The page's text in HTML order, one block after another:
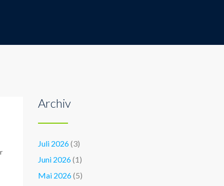
Archiv
Juli 2026(3)
Juni 2026(1)
Mai 2026(5)